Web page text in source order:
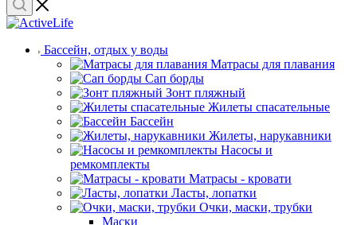
Бассейн, отдых у воды
Матрасы для плавания
Сап борды
Зонт пляжный
Жилеты спасательные
Бассейн
Жилеты, нарукавники
Насосы и
ремкомплекты
Матрасы - кровати
Ласты, лопатки
Очки, маски, трубки
Маски